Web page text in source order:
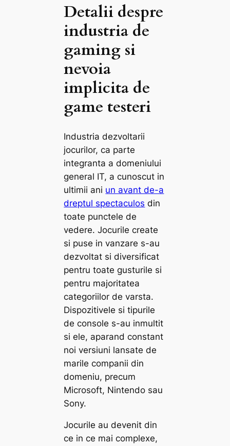
Detalii despre
industria de
gaming si
nevoia
implicita de
game testeri
Industria dezvoltarii
jocurilor, ca parte
integranta a domeniului
general IT, a cunoscut in
ultimii ani un avant de-a
dreptul spectaculos din
toate punctele de
vedere. Jocurile create
si puse in vanzare s-au
dezvoltat si diversificat
pentru toate gusturile si
pentru majoritatea
categoriilor de varsta.
Dispozitivele si tipurile
de console s-au inmultit
si ele, aparand constant
noi versiuni lansate de
marile companii din
domeniu, precum
Microsoft, Nintendo sau
Sony.
Jocurile au devenit din
ce in ce mai complexe,